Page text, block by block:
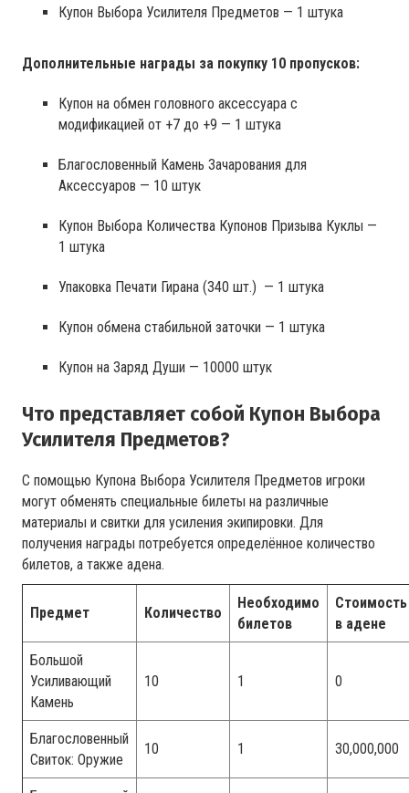
Купон Выбора Усилителя Предметов — 1 штука
Дополнительные награды за покупку 10 пропусков:
Купон на обмен головного аксессуара с
модификацией от +7 до +9 — 1 штука
Благословенный Камень Зачарования для
Аксессуаров — 10 штук
Купон Выбора Количества Купонов Призыва Куклы —
1 штука
Упаковка Печати Гирана (340 шт.) — 1 штука
Купон обмена стабильной заточки — 1 штука
Купон на Заряд Души — 10000 штук
Что представляет собой Купон Выбора
Усилителя Предметов?
С помощью Купона Выбора Усилителя Предметов игроки
могут обменять специальные билеты на различные
материалы и свитки для усиления экипировки. Для
получения награды потребуется определённое количество
билетов, а также адена.
Предмет Количество
Необходимо
билетов
Стоимость
в адене
Большой
Усиливающий
Камень
10 1 0
Благословенный
Свиток: Оружие
10 1 30,000,000